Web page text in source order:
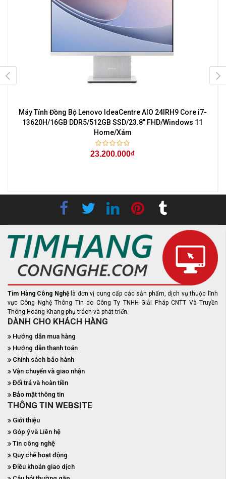
Máy Tính Đồng Bộ Lenovo IdeaCentre AIO 24IRH9 Core i7-
13620H/16GB DDR5/512GB SSD/23.8" FHD/Windows 11
Home/Xám
23.200.000₫
Tìm Hàng Công Nghệ là đơn vị cung cấp các sản phẩm, dịch vụ thuộc lĩnh
vực Công Nghệ Thông Tin do Công Ty TNHH Giải Pháp CNTT Và Truyền
Thông Hoàng Khang phụ trách và phát triển.
DÀNH CHO KHÁCH HÀNG
Hướng dẫn mua hàng
Hướng dẫn thanh toán
Chính sách bảo hành
Vận chuyển và giao nhận
Đổi trả và hoàn tiền
Bảo mật thông tin
THÔNG TIN WEBSITE
Giới thiệu
Góp ý và Liên hệ
Tin công nghệ
Quy chế hoạt động
Điều khoản giao dịch